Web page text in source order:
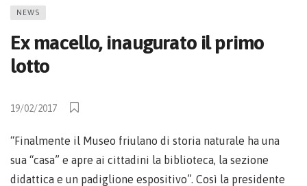
NEWS
Ex macello, inaugurato il primo
lotto
19/02/2017
“Finalmente il Museo friulano di storia naturale ha una
sua “casa” e apre ai cittadini la biblioteca, la sezione
didattica e un padiglione espositivo”. Così la presidente